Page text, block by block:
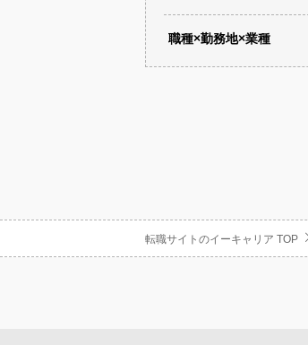
職種×勤務地×業種
転職サイトのイーキャリア TOP